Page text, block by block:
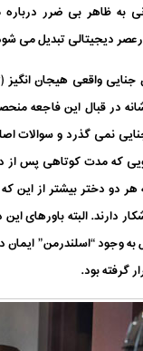
به ظاهر بی ضرر
دیجیتالی تبدیل می
در قبال این فاجعه
نمی گذرد و سوالات
که مدت کوتاهی پس از
دو دختر بیشتر از این
دارند. البته باورهای
به وجود “اسلندرمن” ایمان
گرفته بود.